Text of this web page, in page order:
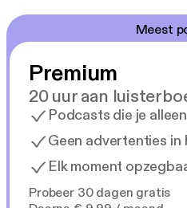
Meest
Premium
20 uur aan
Podcasts die je
Geen advertenties in
Elk moment
Probeer 30 dagen gratis